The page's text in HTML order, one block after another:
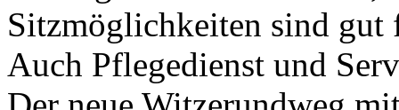
Sitzmöglichkeiten sind
Auch Pflegedienst und